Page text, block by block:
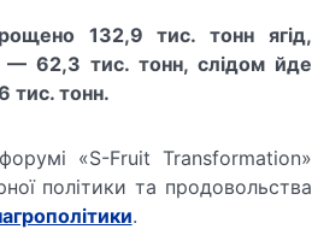
132,9 тис. тонн ягід,
— 62,3 тис. тонн, слідом йде
тис. тонн.
«S-Fruit Transformation»
політики та продовольства
.